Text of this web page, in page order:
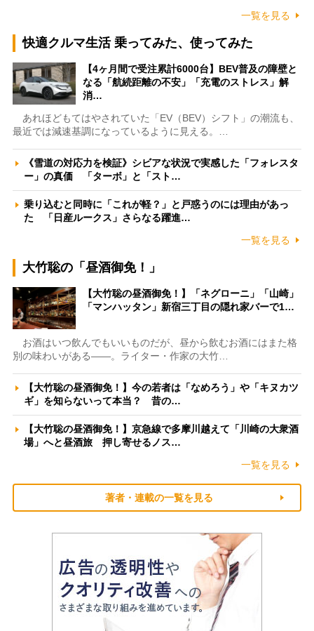
一覧を見る
快適クルマ生活 乗ってみた、使ってみた
【4ヶ月間で受注累計6000台】BEV普及の障壁と
なる「航続距離の不安」「充電のストレス」解
消…
あれほどもてはやされていた「EV（BEV）シフト」の潮流も、
最近では減速基調になっているように見える。…
《雪道の対応力を検証》シビアな状況で実感した「フォレスタ
ー」の真価 「ターボ」と「スト…
乗り込むと同時に「これが軽？」と戸惑うのには理由があっ
た 「日産ルークス」さらなる躍進…
一覧を見る
大竹聡の「昼酒御免！」
【大竹聡の昼酒御免！】「ネグローニ」「山崎」
「マンハッタン」新宿三丁目の隠れ家バーで1…
お酒はいつ飲んでもいいものだが、昼から飲むお酒にはまた格
別の味わいがある――。ライター・作家の大竹…
【大竹聡の昼酒御免！】今の若者は「なめろう」や「キヌカツ
ギ」を知らないって本当？ 昔の…
【大竹聡の昼酒御免！】京急線で多摩川越えて「川崎の大衆酒
場」へと昼酒旅 押し寄せるノス…
一覧を見る
著者・連載の一覧を見る